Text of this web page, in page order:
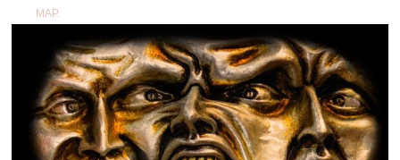
МАР.